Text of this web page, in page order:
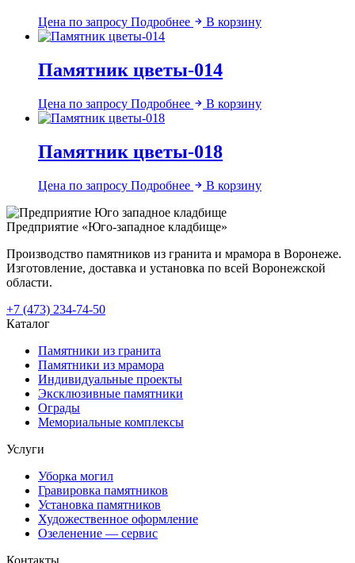
Цена по запросу Подробнее В корзину
Памятник цветы-014
Цена по запросу Подробнее В корзину
Памятник цветы-018
Цена по запросу Подробнее В корзину
Предприятие «Юго-западное кладбище»
Производство памятников из гранита и мрамора в Воронеже.
Изготовление, доставка и установка по всей Воронежской
области.
+7 (473) 234-74-50
Каталог
Памятники из гранита
Памятники из мрамора
Индивидуальные проекты
Эксклюзивные памятники
Ограды
Мемориальные комплексы
Услуги
Уборка могил
Гравировка памятников
Установка памятников
Художественное оформление
Озеленение — сервис
Контакты